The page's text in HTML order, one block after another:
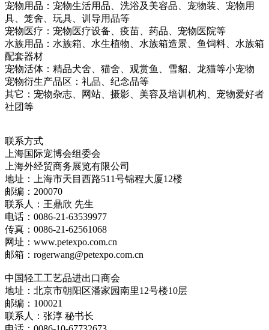
宠物用品：宠物生活用品、洗浴及美容品、宠物装、宠物用
具、笼舍、玩具、训导用品等
宠物医疗：宠物医疗设备、疫苗、药品、宠物医院等
水族用品：水族箱、水生植物、水族箱造景、鱼饲料、水族箱
配套器材
宠物活体：精品犬舍、猫舍、观赏鱼、雪貂、龙猫等小宠物
宠物衍生产品区：礼品、纪念品等
其它：宠物杂志、网站、摄影、美容及培训机构、宠物爱好者
社团等
联系方式
上海国际宠博会组委会
上海外经贸商务展览有限公司
地址：上海市天目西路511号锦程大厦12楼
邮编：200070
联系人：王鼎欣 先生
电话：0086-21-63539977
传真：0086-21-62561068
网址：www.petexpo.com.cn
邮箱：rogerwang@petexpo.com.cn
中国轻工工艺品进出口商会
地址：北京市朝阳区潘家园南里12号楼10层
邮编：100021
联系人：张淳 秘书长